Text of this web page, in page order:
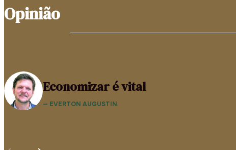
Opinião
Economizar é vital
— EVERTON AUGUSTIN